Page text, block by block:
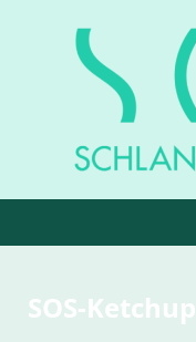
SOS-Ketchup